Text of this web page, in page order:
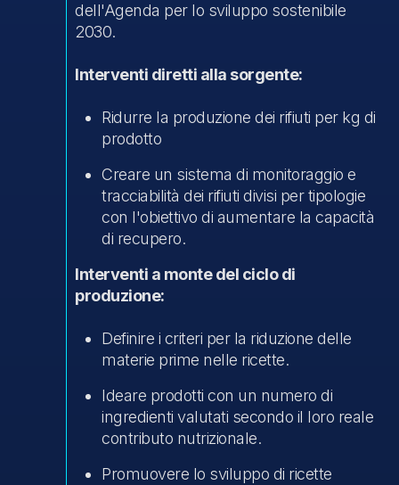
dell'Agenda per lo sviluppo sostenibile
2030.
Interventi diretti alla sorgente:
Ridurre la produzione dei rifiuti per kg di
prodotto
Creare un sistema di monitoraggio e
tracciabilità dei rifiuti divisi per tipologie
con l'obiettivo di aumentare la capacità
di recupero.
Interventi a monte del ciclo di
produzione:
Definire i criteri per la riduzione delle
materie prime nelle ricette.
Ideare prodotti con un numero di
ingredienti valutati secondo il loro reale
contributo nutrizionale.
Promuovere lo sviluppo di ricette